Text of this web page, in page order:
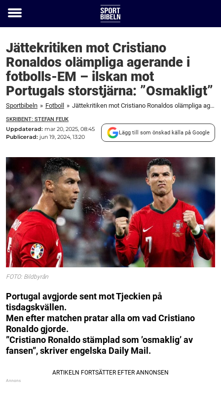
Toggle
Jättekritiken mot Cristiano
Ronaldos olämpliga agerande i
fotbolls-EM – ilskan mot
Portugals storstjärna: ”Osmakligt”
Sportbibeln » Fotboll » Jättekritiken mot Cristiano Ronaldos olämpliga agerande i fotbolls-EM – ilskan mot Portugals storstjärna: "Osmakligt"
SKRIBENT: STEFAN FEUK
Uppdaterad: mar 20, 2025, 08:45
Publicerad: jun 19, 2024, 13:20
Lägg till som önskad källa på Google
FOTO: Bildbyrån
Portugal avgjorde sent mot Tjeckien på
tisdagskvällen.
Men efter matchen pratar alla om vad Cristiano
Ronaldo gjorde.
”Cristiano Ronaldo stämplad som ’osmaklig’ av
fansen”, skriver engelska Daily Mail.